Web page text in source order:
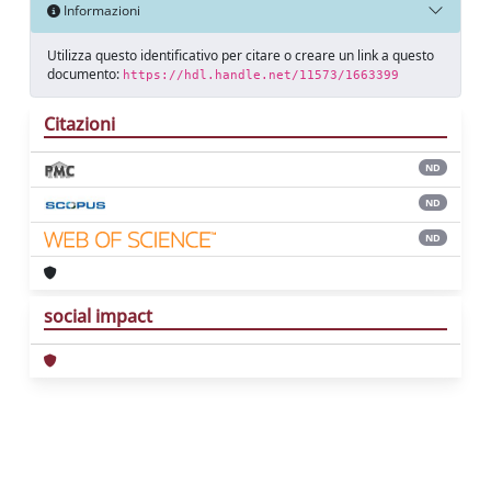
Informazioni
Utilizza questo identificativo per citare o creare un link a questo
documento: https://hdl.handle.net/11573/1663399
Citazioni
ND
ND
ND
social impact